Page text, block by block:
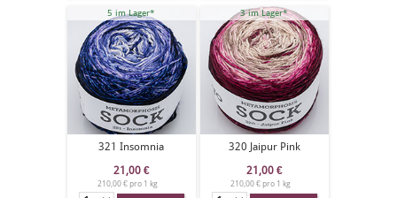
5 im Lager*
321 Insomnia
21,00 €
210,00 € pro 1 kg
3 im Lager*
320 Jaipur Pink
21,00 €
210,00 € pro 1 kg